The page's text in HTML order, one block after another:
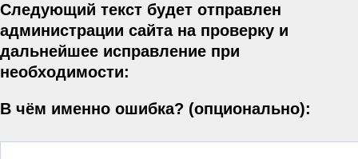
Следующий текст будет отправлен
администрации сайта на проверку и
дальнейшее исправление при
необходимости:
В чём именно ошибка? (опционально):